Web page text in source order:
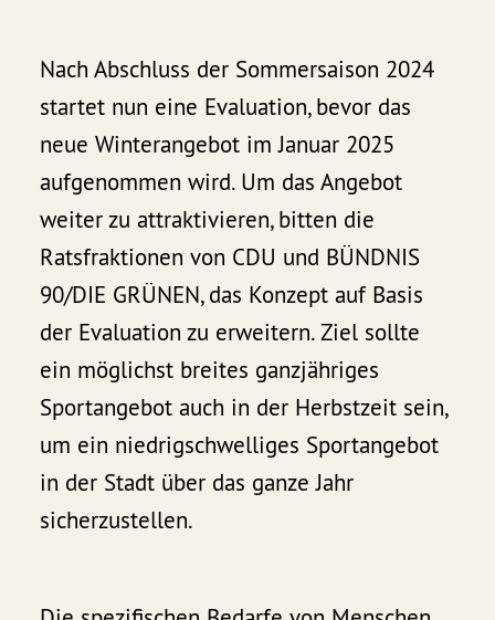
Nach Abschluss der Sommersaison 2024
startet nun eine Evaluation, bevor das
neue Winterangebot im Januar 2025
aufgenommen wird. Um das Angebot
weiter zu attraktivieren, bitten die
Ratsfraktionen von CDU und BÜNDNIS
90/DIE GRÜNEN, das Konzept auf Basis
der Evaluation zu erweitern. Ziel sollte
ein möglichst breites ganzjähriges
Sportangebot auch in der Herbstzeit sein,
um ein niedrigschwelliges Sportangebot
in der Stadt über das ganze Jahr
sicherzustellen.